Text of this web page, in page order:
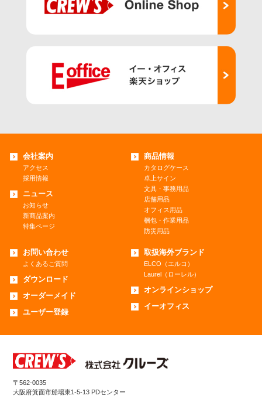
会社案内
アクセス
採用情報
ニュース
お知らせ
新商品案内
特集ページ
商品情報
カタログケース
卓上サイン
文具・事務用品
店舗用品
オフィス用品
梱包・作業用品
防災用品
お問い合わせ
よくあるご質問
ダウンロード
オーダーメイド
ユーザー登録
取扱海外ブランド
ELCO（エルコ）
Laurel（ローレル）
オンラインショップ
イーオフィス
〒562-0035
大阪府箕面市船場東1-5-13 PDセンター